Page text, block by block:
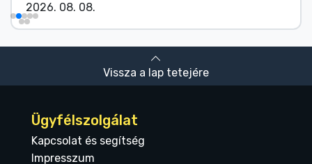
2026. 08. 08.
Vissza a lap tetejére
Ügyfélszolgálat
Kapcsolat és segítség
Impresszum